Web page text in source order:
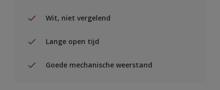
Wit, niet vergelend
Lange open tijd
Goede mechanische weerstand